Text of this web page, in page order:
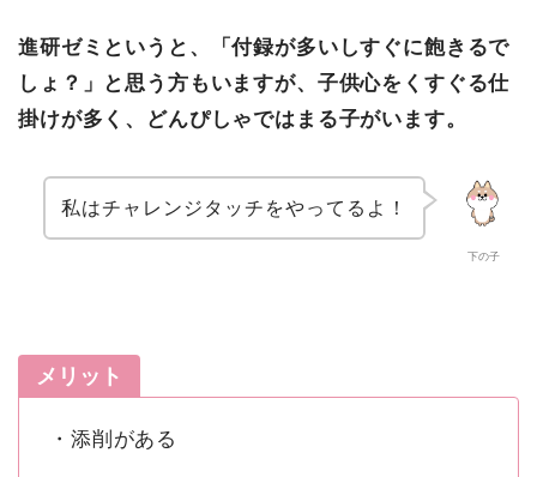
進研ゼミというと、「付録が多いしすぐに飽きるで
しょ？」と思う方もいますが、子供心をくすぐる仕
掛けが多く、どんぴしゃではまる子がいます。
下の子
私はチャレンジタッチをやってるよ！
メリット
・添削がある